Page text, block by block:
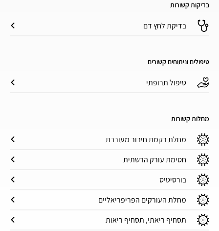
בדיקות קשורות
בדיקת לחץ דם
טיפולים וניתוחים קשורים
טיפול תרופתי
מחלות קשורות
מחלת רקמת חיבור מעורבת
חסימת עורק הרשתית
בורסיטיס
מחלת העורקים הפריפריאליים
תסחיף ריאתי, תסחיף ריאות